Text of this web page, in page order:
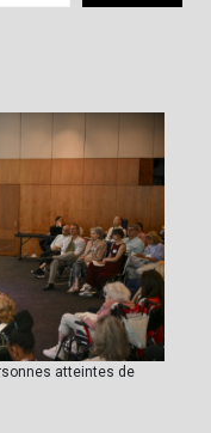
atteintes de